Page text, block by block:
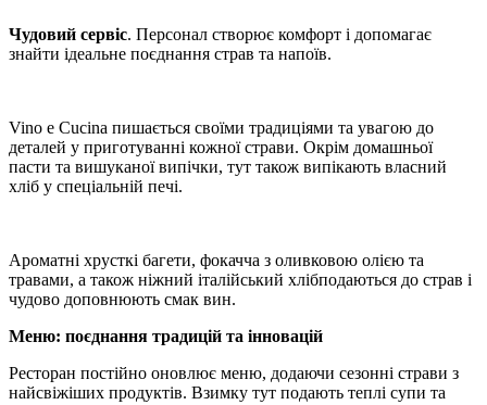
Чудовий сервіс. Персонал створює комфорт і допомагає
знайти ідеальне поєднання страв та напоїв.
Vino e Cucina пишається своїми традиціями та увагою до
деталей у приготуванні кожної страви. Окрім домашньої
пасти та вишуканої випічки, тут також випікають власний
хліб у спеціальній печі.
Ароматні хрусткі багети, фокачча з оливковою олією та
травами, а також ніжний італійський хлібподаються до страв і
чудово доповнюють смак вин.
Меню: поєднання традицій та інновацій
Ресторан постійно оновлює меню, додаючи сезонні страви з
найсвіжіших продуктів. Взимку тут подають теплі супи та